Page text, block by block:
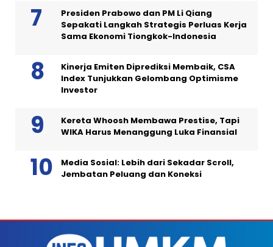
Presiden Prabowo dan PM Li Qiang
Sepakati Langkah Strategis Perluas Kerja
Sama Ekonomi Tiongkok-Indonesia
Kinerja Emiten Diprediksi Membaik, CSA
Index Tunjukkan Gelombang Optimisme
Investor
Kereta Whoosh Membawa Prestise, Tapi
WIKA Harus Menanggung Luka Finansial
Media Sosial: Lebih dari Sekadar Scroll,
Jembatan Peluang dan Koneksi